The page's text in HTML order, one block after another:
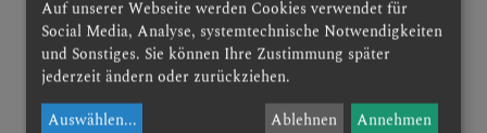
Auf unserer Webseite werden Cookies verwendet für
Social Media, Analyse, systemtechnische Notwendigkeiten
und Sonstiges. Sie können Ihre Zustimmung später
jederzeit ändern oder zurückziehen.
Auswählen... Ablehnen Annehmen